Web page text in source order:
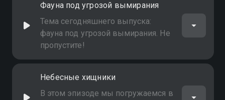
Фауна под угрозой вымирания
Тема сегодняшнего выпуска:
фауна под угрозой вымирания. Не
пропустите!
Небесные хищники
В этом эпизоде мы погружаемся в